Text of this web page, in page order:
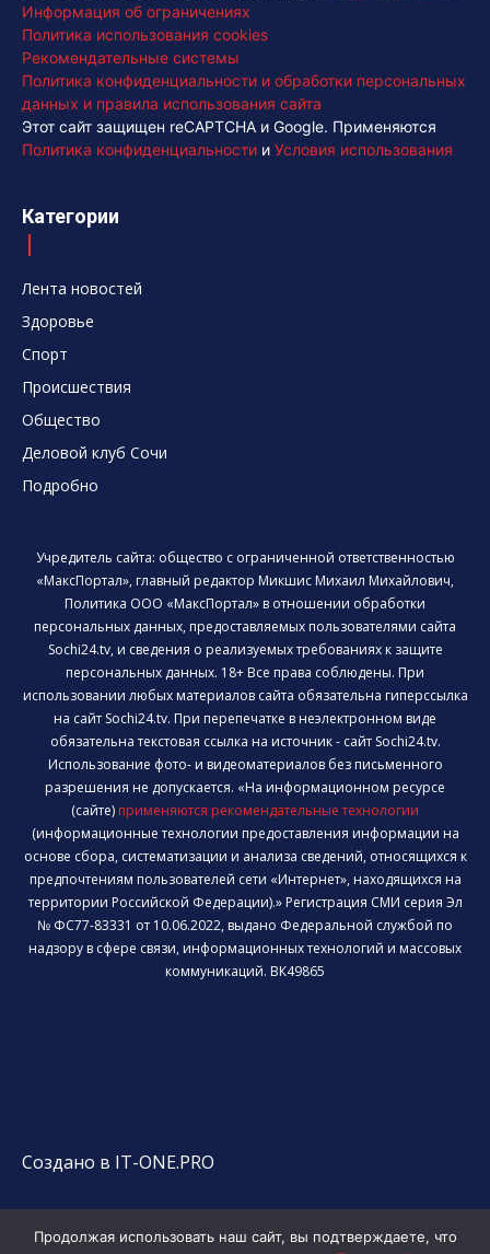
Информация об ограничениях
Политика использования cookies
Рекомендательные системы
Политика конфиденциальности и обработки персональных
данных и правила использования сайта
Этот сайт защищен reCAPTCHA и Google. Применяются
Политика конфиденциальности и Условия использования
Категории
Лента новостей
Здоровье
Спорт
Происшествия
Общество
Деловой клуб Сочи
Подробно
Учредитель сайта: общество с ограниченной ответственностью
«МаксПортал», главный редактор Микшис Михаил Михайлович,
Политика ООО «МаксПортал» в отношении обработки
персональных данных, предоставляемых пользователями сайта
Sochi24.tv, и сведения о реализуемых требованиях к защите
персональных данных. 18+ Все права соблюдены. При
использовании любых материалов сайта обязательна гиперссылка
на сайт Sochi24.tv. При перепечатке в неэлектронном виде
обязательна текстовая ссылка на источник - сайт Sochi24.tv.
Использование фото- и видеоматериалов без письменного
разрешения не допускается. «На информационном ресурсе
(сайте) применяются рекомендательные технологии
(информационные технологии предоставления информации на
основе сбора, систематизации и анализа сведений, относящихся к
предпочтениям пользователей сети «Интернет», находящихся на
территории Российской Федерации).» Регистрация СМИ серия Эл
№ ФС77-83331 от 10.06.2022, выдано Федеральной службой по
надзору в сфере связи, информационных технологий и массовых
коммуникаций. ВК49865
Создано в IT-ONE.PRO
Продолжая использовать наш сайт, вы подтверждаете, что